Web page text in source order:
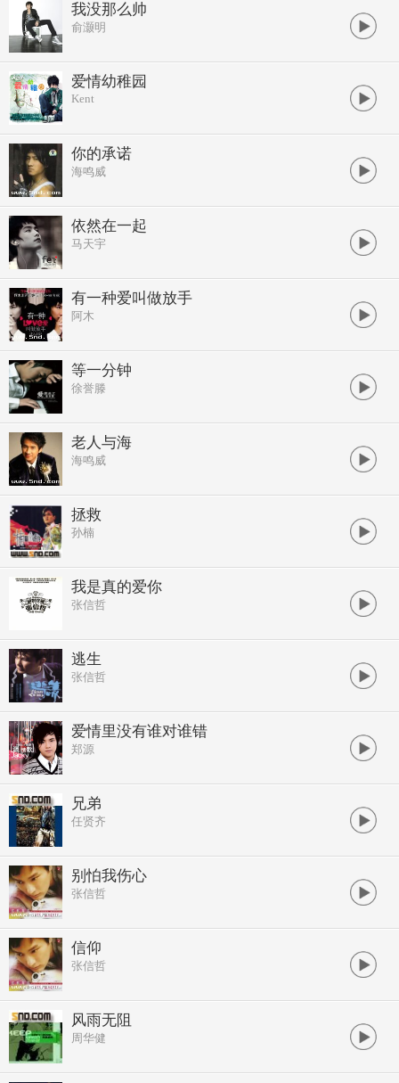
我没那么帅
俞灏明
爱情幼稚园
Kent
你的承诺
海鸣威
依然在一起
马天宇
有一种爱叫做放手
阿木
等一分钟
徐誉滕
老人与海
海鸣威
拯救
孙楠
我是真的爱你
张信哲
逃生
张信哲
爱情里没有谁对谁错
郑源
兄弟
任贤齐
别怕我伤心
张信哲
信仰
张信哲
风雨无阻
周华健